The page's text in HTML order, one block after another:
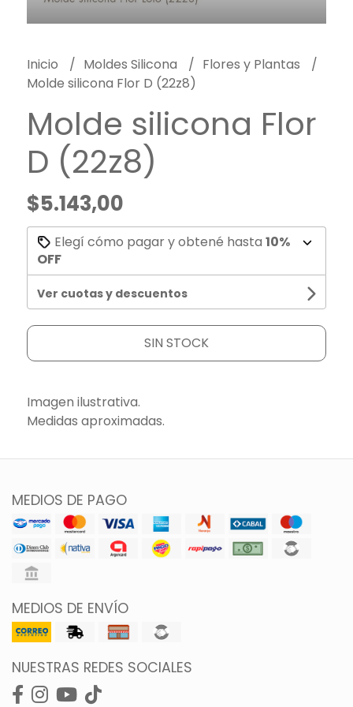
Inicio Moldes Silicona
Flores y Plantas
Molde silicona Flor D (22z8)
Molde silicona Flor
D (22z8)
$5.143,00
Elegí cómo pagar y obtené hasta 10%
OFF
Ver cuotas y descuentos
SIN STOCK
Imagen ilustrativa.
Medidas aproximadas.
MEDIOS DE PAGO
MEDIOS DE ENVÍO
NUESTRAS REDES SOCIALES